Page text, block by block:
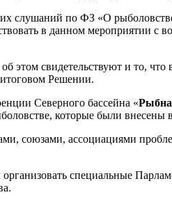
слушаний по ФЗ «О
в данном мероприятии с
этом свидетельствуют и то,
Решении.
Северного бассейна «
которые были внесены
союзами, ассоциациями
специальные